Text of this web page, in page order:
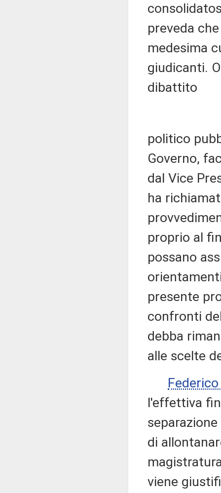
preveda
medesima
giudicanti.
dibattito
politico
Governo,
dal Vice
ha
proprio al
possano
presente
confronti
debba
alle scelte
Federico
l'effettiva
di
viene